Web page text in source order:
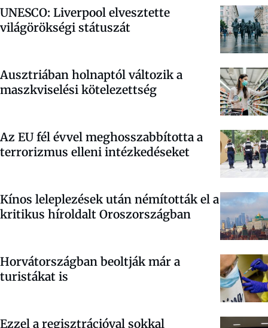
UNESCO: Liverpool elvesztette
világörökségi státuszát
Ausztriában holnaptól változik a
maszkviselési kötelezettség
Az EU fél évvel meghosszabbította a
terrorizmus elleni intézkedéseket
Kínos leleplezések után némították el a
kritikus híroldalt Oroszországban
Horvátországban beoltják már a
turistákat is
Ezzel a regisztrációval sokkal